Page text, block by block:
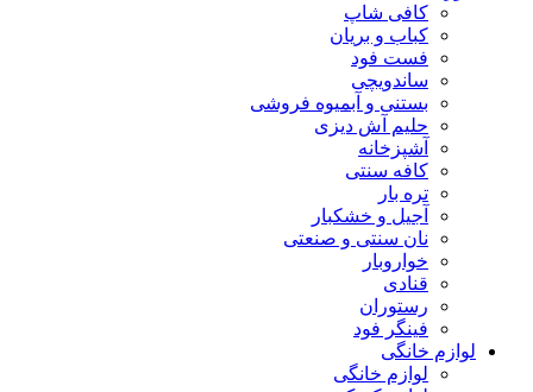
کافی شاپ
کباب و بریان
فست فود
ساندویچی
بستنی و آبمیوه فروشی
حلیم آش دیزی
آشپزخانه
کافه سنتی
تره بار
آجیل و خشکبار
نان سنتی و صنعتی
خواروبار
قنادی
رستوران
فینگر فود
لوازم خانگی
لوازم خانگی